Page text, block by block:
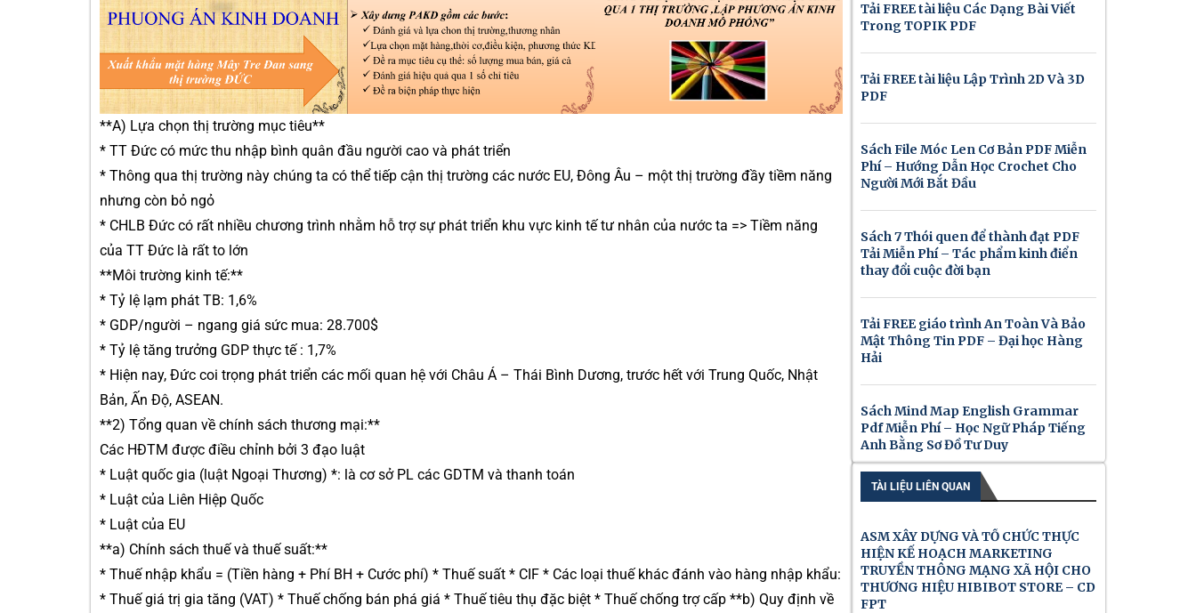
**A) Lựa chọn thị trường mục tiêu**
* TT Đức có mức thu nhập bình quân đầu người cao và phát triển
* Thông qua thị trường này chúng ta có thể tiếp cận thị trường các nước EU, Đông Âu – một thị trường đầy tiềm năng
nhưng còn bỏ ngỏ
* CHLB Đức có rất nhiều chương trình nhằm hỗ trợ sự phát triển khu vực kinh tế tư nhân của nước ta => Tiềm năng
của TT Đức là rất to lớn
**Môi trường kinh tế:**
* Tỷ lệ lạm phát TB: 1,6%
* GDP/người – ngang giá sức mua: 28.700$
* Tỷ lệ tăng trưởng GDP thực tế : 1,7%
* Hiện nay, Đức coi trọng phát triển các mối quan hệ với Châu Á – Thái Bình Dương, trước hết với Trung Quốc, Nhật
Bản, Ấn Độ, ASEAN.
**2) Tổng quan về chính sách thương mại:**
Các HĐTM được điều chỉnh bởi 3 đạo luật
* Luật quốc gia (luật Ngoại Thương) *: là cơ sở PL các GDTM và thanh toán
* Luật của Liên Hiệp Quốc
* Luật của EU
**a) Chính sách thuế và thuế suất:**
* Thuế nhập khẩu = (Tiền hàng + Phí BH + Cước phí) * Thuế suất * CIF * Các loại thuế khác đánh vào hàng nhập khẩu:
* Thuế giá trị gia tăng (VAT) * Thuế chống bán phá giá * Thuế tiêu thụ đặc biệt * Thuế chống trợ cấp **b) Quy định về
Tải FREE tài liệu Các Dạng Bài Viết
Trong TOPIK PDF
Tải FREE tài liệu Lập Trình 2D Và 3D
PDF
Sách File Móc Len Cơ Bản PDF Miễn
Phí – Hướng Dẫn Học Crochet Cho
Người Mới Bắt Đầu
Sách 7 Thói quen để thành đạt PDF
Tải Miễn Phí – Tác phẩm kinh điển
thay đổi cuộc đời bạn
Tải FREE giáo trình An Toàn Và Bảo
Mật Thông Tin PDF – Đại học Hàng
Hải
Sách Mind Map English Grammar
Pdf Miễn Phí – Học Ngữ Pháp Tiếng
Anh Bằng Sơ Đồ Tư Duy
TÀI LIỆU LIÊN QUAN
ASM XÂY DỰNG VÀ TỔ CHỨC THỰC
HIỆN KẾ HOẠCH MARKETING
TRUYỀN THÔNG MẠNG XÃ HỘI CHO
THƯƠNG HIỆU HIBIBOT STORE – CD
FPT